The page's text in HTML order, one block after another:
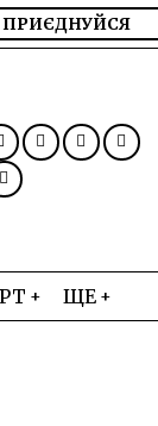
ПРИЄДНУЙСЯ
ЩЕ